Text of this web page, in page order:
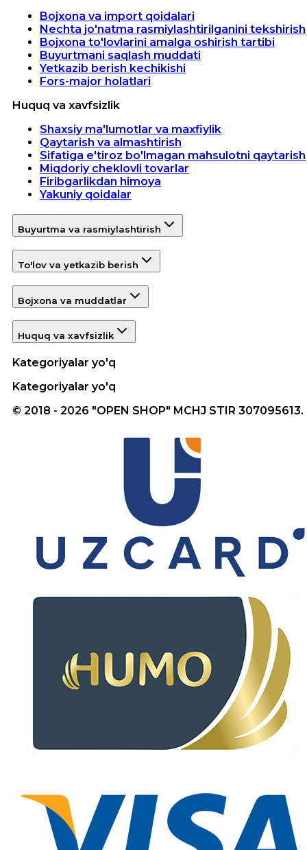
Bojxona va import qoidalari
Nechta jo'natma rasmiylashtirilganini tekshirish
Bojxona to'lovlarini amalga oshirish tartibi
Buyurtmani saqlash muddati
Yetkazib berish kechikishi
Fors-major holatlari
Huquq va xavfsizlik
Shaxsiy ma'lumotlar va maxfiylik
Qaytarish va almashtirish
Sifatiga e'tiroz bo'lmagan mahsulotni qaytarish
Miqdoriy cheklovli tovarlar
Firibgarlikdan himoya
Yakuniy qoidalar
Buyurtma va rasmiylashtirish
To'lov va yetkazib berish
Bojxona va muddatlar
Huquq va xavfsizlik
Kategoriyalar yo'q
Kategoriyalar yo'q
© 2018 - 2026 "OPEN SHOP" MCHJ STIR 307095613.